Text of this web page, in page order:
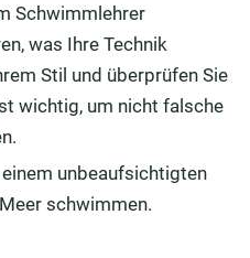
Schwimmlehrer
was Ihre Technik
Stil und überprüfen Sie
wichtig, um nicht falsche
unbeaufsichtigten
schwimmen.